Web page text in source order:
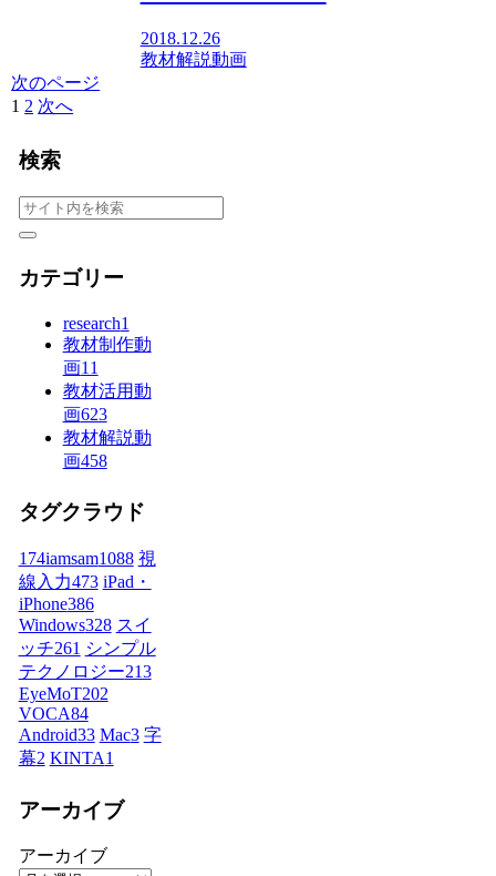
2018.12.26
教材解説動画
次のページ
1 2 次へ
検索
カテゴリー
research1
教材制作動
画11
教材活用動
画623
教材解説動
画458
タグクラウド
174iamsam1088 視
線入力473 iPad・
iPhone386
Windows328 スイ
ッチ261 シンプル
テクノロジー213
EyeMoT202
VOCA84
Android33 Mac3 字
幕2 KINTA1
アーカイブ
アーカイブ